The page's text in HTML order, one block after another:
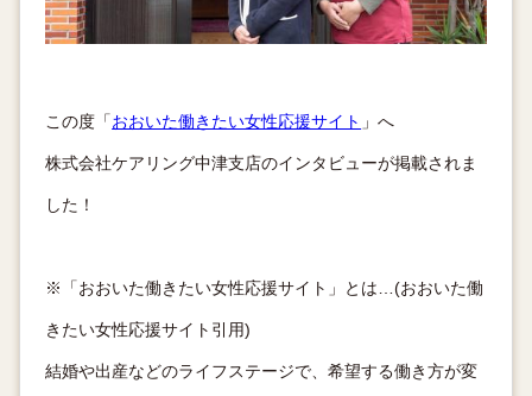
この度「おおいた働きたい女性応援サイト 」へ
株式会社ケアリング中津支店のインタビューが掲載されま
した！
※「おおいた働きたい女性応援サイト」とは…(おおいた働
きたい女性応援サイト引用)
結婚や出産などのライフステージで、希望する働き方が変